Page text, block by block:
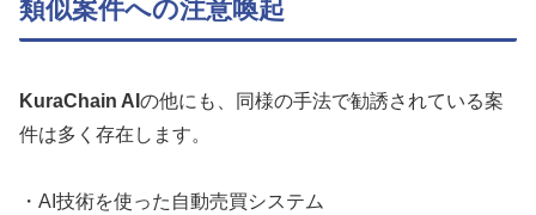
類似案件への注意喚起
KuraChain AI の他にも、同様の手法で勧誘されている案
件は多く存在します。
・AI技術を使った自動売買システム